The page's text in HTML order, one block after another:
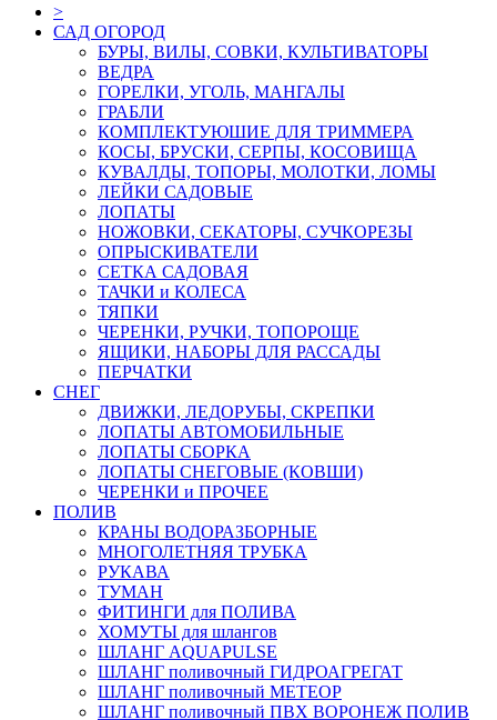
>
САД ОГОРОД
БУРЫ, ВИЛЫ, СОВКИ, КУЛЬТИВАТОРЫ
ВЕДРА
ГОРЕЛКИ, УГОЛЬ, МАНГАЛЫ
ГРАБЛИ
КОМПЛЕКТУЮШИЕ ДЛЯ ТРИММЕРА
КОСЫ, БРУСКИ, СЕРПЫ, КОСОВИЩА
КУВАЛДЫ, ТОПОРЫ, МОЛОТКИ, ЛОМЫ
ЛЕЙКИ САДОВЫЕ
ЛОПАТЫ
НОЖОВКИ, СЕКАТОРЫ, СУЧКОРЕЗЫ
ОПРЫСКИВАТЕЛИ
СЕТКА САДОВАЯ
ТАЧКИ и КОЛЕСА
ТЯПКИ
ЧЕРЕНКИ, РУЧКИ, ТОПОРОЩЕ
ЯЩИКИ, НАБОРЫ ДЛЯ РАССАДЫ
ПЕРЧАТКИ
СНЕГ
ДВИЖКИ, ЛЕДОРУБЫ, СКРЕПКИ
ЛОПАТЫ АВТОМОБИЛЬНЫЕ
ЛОПАТЫ СБОРКА
ЛОПАТЫ СНЕГОВЫЕ (КОВШИ)
ЧЕРЕНКИ и ПРОЧЕЕ
ПОЛИВ
КРАНЫ ВОДОРАЗБОРНЫЕ
МНОГОЛЕТНЯЯ ТРУБКА
РУКАВА
ТУМАН
ФИТИНГИ для ПОЛИВА
ХОМУТЫ для шлангов
ШЛАНГ AQUAPULSE
ШЛАНГ поливочный ГИДРОАГРЕГАТ
ШЛАНГ поливочный МЕТЕОР
ШЛАНГ поливочный ПВХ ВОРОНЕЖ ПОЛИВ